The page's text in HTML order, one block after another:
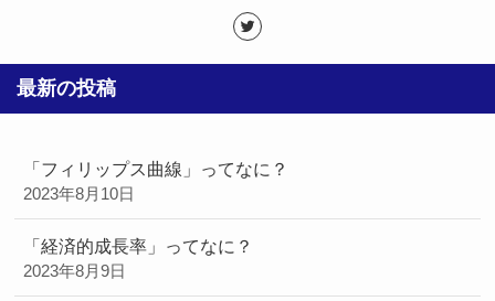
最新の投稿
「フィリップス曲線」ってなに？
2023年8月10日
「経済的成長率」ってなに？
2023年8月9日